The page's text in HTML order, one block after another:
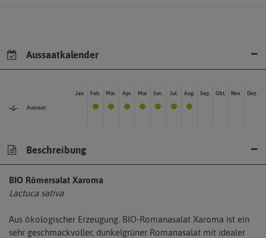
Aussaatkalender
Aussaat
Jan. Feb. Mär. Apr. Mai Jun. Jul. Aug. Sep. Okt. Nov. Dez.
Beschreibung
BIO Römersalat Xaroma
Lactuca sativa
Aus ökologischer Erzeugung. BIO-Romanasalat Xaroma ist ein
sehr geschmackvoller, dunkelgrüner Romanasalat mit idealer